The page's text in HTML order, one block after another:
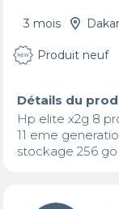
3 mois
Produit neuf
Détails du
Hp elite x2g 8
11 eme
stockage 256